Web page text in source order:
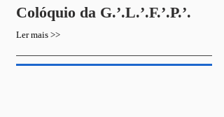
Colóquio da G.’.L.’.F.’.P.’.
Ler mais >>